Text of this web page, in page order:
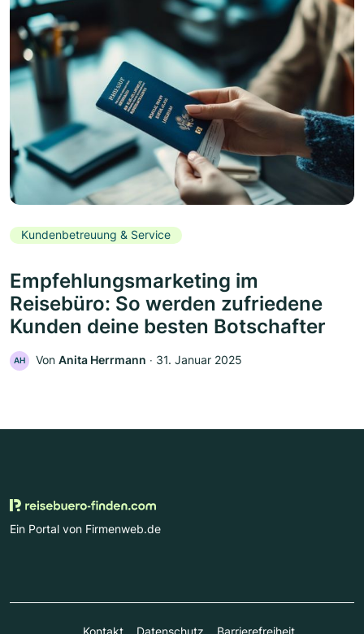
Kundenbetreuung & Service
Empfehlungsmarketing im
Reisebüro: So werden zufriedene
Kunden deine besten Botschafter
AH Von Anita Herrmann ‧ 31. Januar 2025
Ein Portal von Firmenweb.de
Kontakt Datenschutz Barrierefreiheit